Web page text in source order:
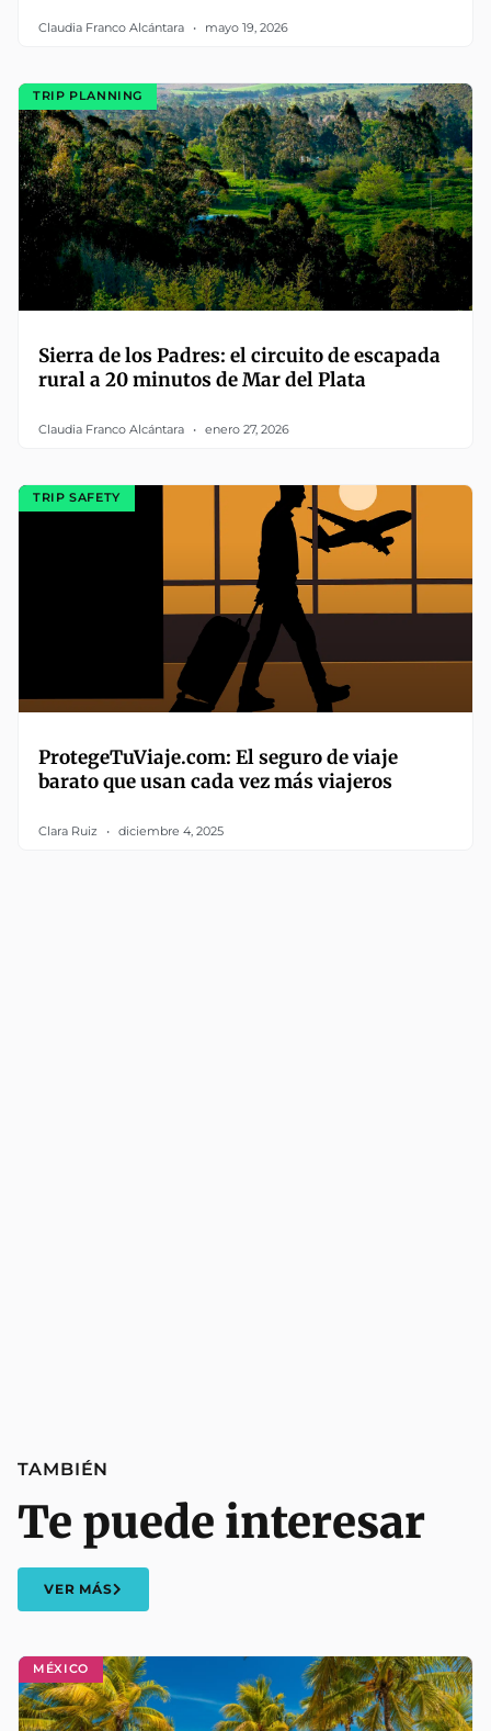
Claudia Franco Alcántara mayo 19, 2026
TRIP PLANNING
Sierra de los Padres: el circuito de escapada
rural a 20 minutos de Mar del Plata
Claudia Franco Alcántara enero 27, 2026
TRIP SAFETY
ProtegeTuViaje.com: El seguro de viaje
barato que usan cada vez más viajeros
Clara Ruiz diciembre 4, 2025
MÉXICO
TAMBIÉN
Te puede interesar
VER MÁS